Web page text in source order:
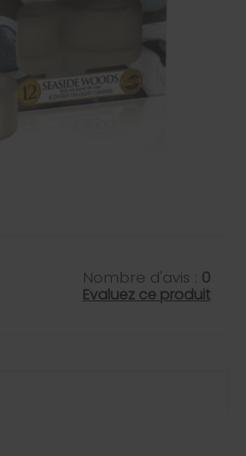
Nombre d'avis : 0
Evaluez ce produit